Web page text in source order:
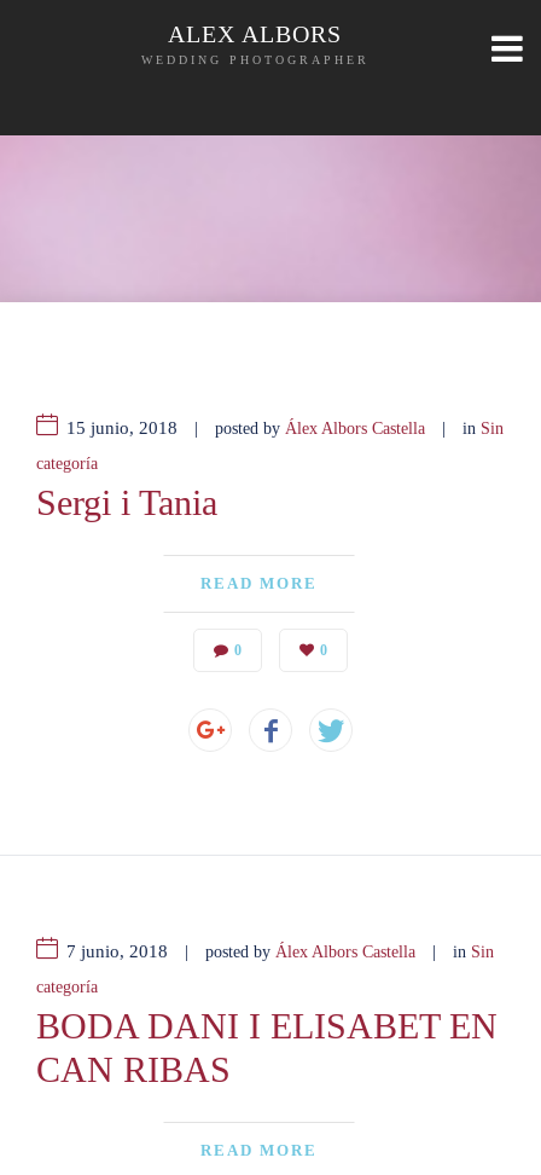
ALEX ALBORS
WEDDING PHOTOGRAPHER
15 junio, 2018 | posted by Álex Albors Castella | in Sin
categoría
Sergi i Tania
READ MORE
0 0
7 junio, 2018 | posted by Álex Albors Castella | in Sin
categoría
BODA DANI I ELISABET EN
CAN RIBAS
READ MORE